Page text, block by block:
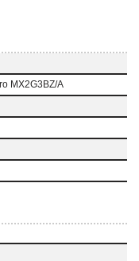
MX2G3BZ/A